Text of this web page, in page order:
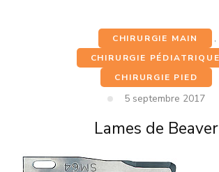
CHIRURGIE MAIN
,
CHIRURGIE PÉDIATRIQUE
CHIRURGIE PIED
5 septembre 2017
Lames de Beaver